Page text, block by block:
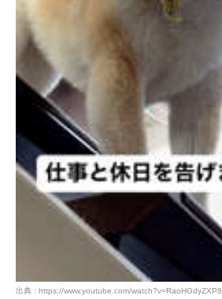
出典 : https://www.youtube.com/watch?v=RaoHGdyZXP8